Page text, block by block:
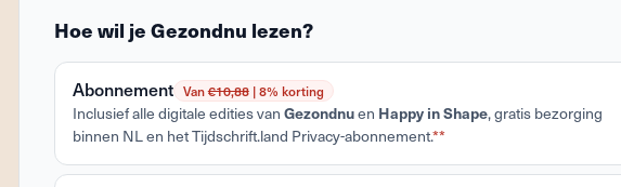
Hoe wil je Gezondnu lezen?
Van€10,88| 8% korting
Abonnement
Inclusief alle digitale edities van Gezondnuen Happy in Shape, gratis bezorging
binnen NL en het Tijdschrift.land Privacy-abonnement.**